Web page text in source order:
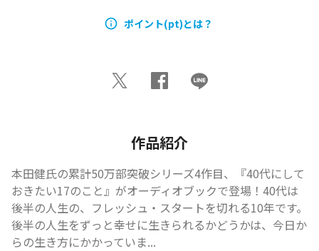
ポイント(pt)とは？
作品紹介
本田健氏の累計50万部突破シリーズ4作目、『40代にして
おきたい17のこと』がオーディオブックで登場！40代は
後半の人生の、フレッシュ・スタートを切れる10年です。
後半の人生をずっと幸せに生きられるかどうかは、今日か
らの生き方にかかっていま...